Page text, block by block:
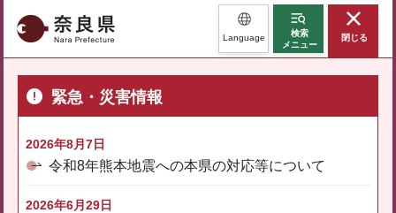
奈良県 Language
検索
メニュー
閉じる
緊急・災害情報
2026年8月7日
令和8年熊本地震への本県の対応等について
2026年6月29日